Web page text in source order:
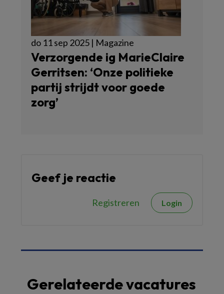
do 11 sep 2025 | Magazine
Verzorgende ig MarieClaire
Gerritsen: ‘Onze politieke
partij strijdt voor goede
zorg’
Geef je reactie
Registreren Login
Gerelateerde vacatures